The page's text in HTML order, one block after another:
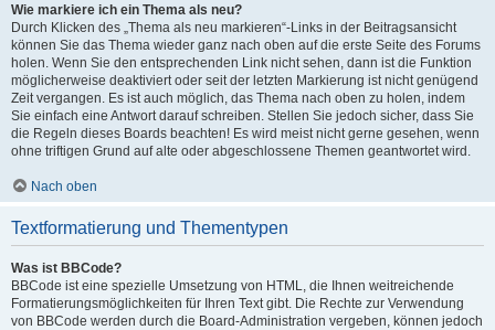
Wie markiere ich ein Thema als neu?
Durch Klicken des „Thema als neu markieren“-Links in der Beitragsansicht
können Sie das Thema wieder ganz nach oben auf die erste Seite des Forums
holen. Wenn Sie den entsprechenden Link nicht sehen, dann ist die Funktion
möglicherweise deaktiviert oder seit der letzten Markierung ist nicht genügend
Zeit vergangen. Es ist auch möglich, das Thema nach oben zu holen, indem
Sie einfach eine Antwort darauf schreiben. Stellen Sie jedoch sicher, dass Sie
die Regeln dieses Boards beachten! Es wird meist nicht gerne gesehen, wenn
ohne triftigen Grund auf alte oder abgeschlossene Themen geantwortet wird.
Nach oben
Textformatierung und Thementypen
Was ist BBCode?
BBCode ist eine spezielle Umsetzung von HTML, die Ihnen weitreichende
Formatierungsmöglichkeiten für Ihren Text gibt. Die Rechte zur Verwendung
von BBCode werden durch die Board-Administration vergeben, können jedoch